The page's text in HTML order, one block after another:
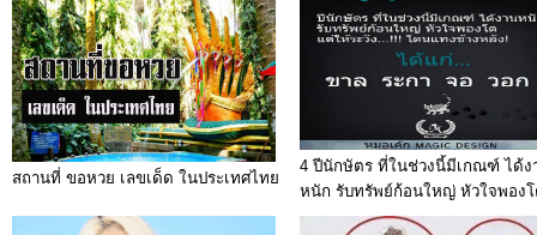
สถานที่ ขอหวย เลขเด็ด ในประเทศไทย
4 ปีนักษัตร ที่ในช่วงนี้มีเกณฑ์ ได้ง
หนัก รับทรัพย์ก้อนใหญ่ หัวใจพอง